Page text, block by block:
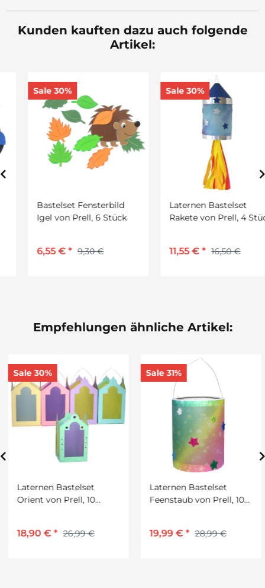
Kunden kauften dazu auch folgende
Artikel:
Sale 30%
Bastelset Fensterbild
Igel von Prell, 6 Stück
6,55 €* 9,30 €
Sale 30%
Laternen Bastelset
Rakete von Prell, 4 Stück
11,55 €* 16,50 €
Empfehlungen ähnliche Artikel:
Sale 30%
Laternen Bastelset
Orient von Prell, 10
18,90 €* 26,99 €
Sale 31%
Laternen Bastelset
Feenstaub von Prell, 10
19,99 €* 28,99 €